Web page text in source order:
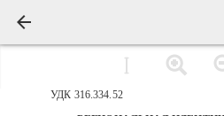
УДК 316.334.52